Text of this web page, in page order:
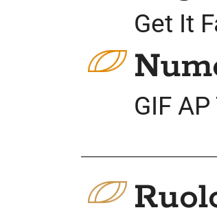
Get It
GIF